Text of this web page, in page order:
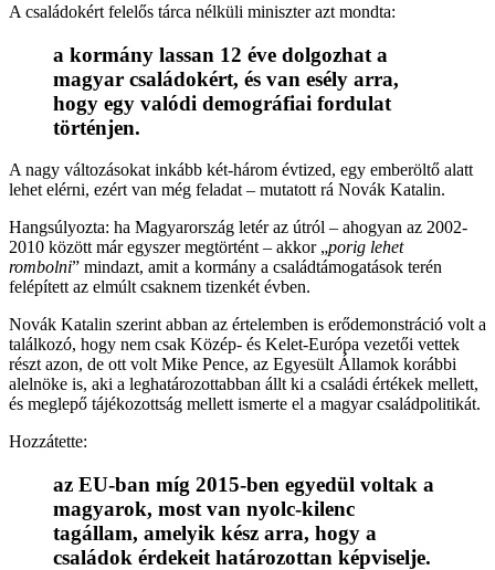
A családokért felelős tárca nélküli miniszter azt mondta:
a kormány lassan 12 éve dolgozhat a
magyar családokért, és van esély arra,
hogy egy valódi demográfiai fordulat
történjen.
A nagy változásokat inkább két-három évtized, egy emberöltő alatt
lehet elérni, ezért van még feladat – mutatott rá Novák Katalin.
Hangsúlyozta: ha Magyarország letér az útról – ahogyan az 2002-
2010 között már egyszer megtörtént – akkor „porig lehet
rombolni” mindazt, amit a kormány a családtámogatások terén
felépített az elmúlt csaknem tizenkét évben.
Novák Katalin szerint abban az értelemben is erődemonstráció volt a
találkozó, hogy nem csak Közép- és Kelet-Európa vezetői vettek
részt azon, de ott volt Mike Pence, az Egyesült Államok korábbi
alelnöke is, aki a leghatározottabban állt ki a családi értékek mellett,
és meglepő tájékozottság mellett ismerte el a magyar családpolitikát.
Hozzátette:
az EU-ban míg 2015-ben egyedül voltak a
magyarok, most van nyolc-kilenc
tagállam, amelyik kész arra, hogy a
családok érdekeit határozottan képviselje.